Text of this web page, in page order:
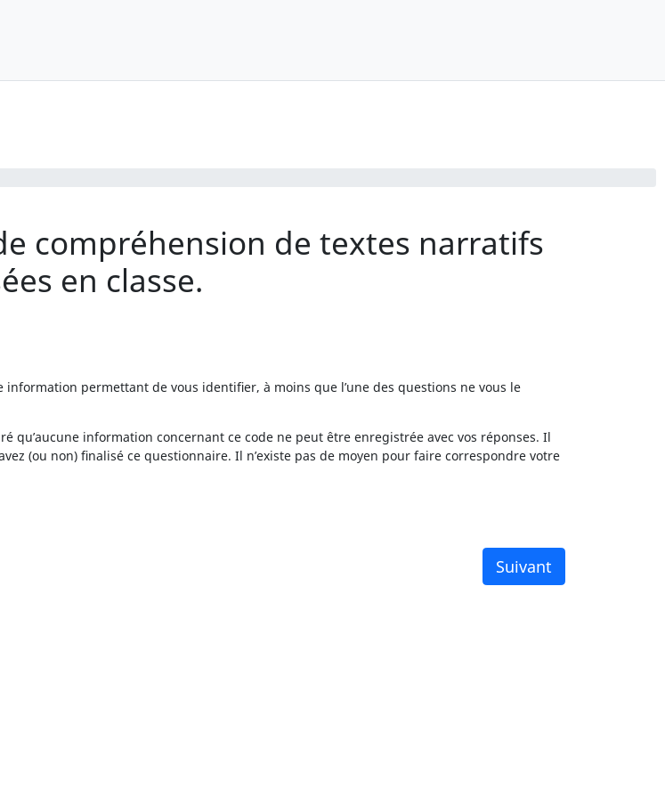
compréhension de textes narratifs
en classe.
permettant de vous identifier, à moins que l’une des questions ne vous le
qu’aucune information concernant ce code ne peut être enregistrée avec vos réponses. Il
(ou non) finalisé ce questionnaire. Il n’existe pas de moyen pour faire correspondre votre
Suivant